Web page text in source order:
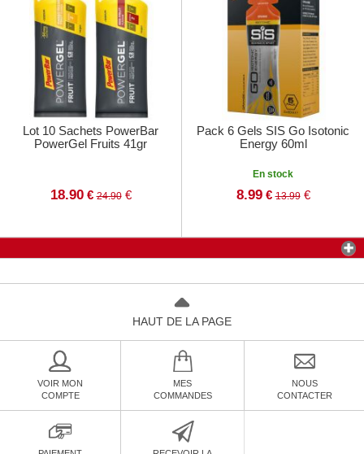
Lot 10 Sachets PowerBar
PowerGel Fruits 41gr
18.90 € 24.90€
Pack 6 Gels SIS Go Isotonic
Energy 60ml
En stock
8.99 € 13.99€
HAUT DE LA PAGE
VOIR MON
COMPTE
MES
COMMANDES
NOUS
CONTACTER